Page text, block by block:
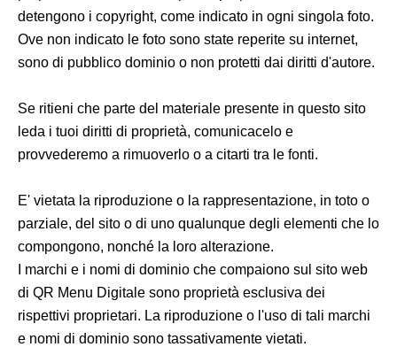
detengono i copyright, come indicato in ogni singola foto.
Ove non indicato le foto sono state reperite su internet,
sono di pubblico dominio o non protetti dai diritti d'autore.
Se ritieni che parte del materiale presente in questo sito
leda i tuoi diritti di proprietà, comunicacelo e
provvederemo a rimuoverlo o a citarti tra le fonti.
E' vietata la riproduzione o la rappresentazione, in toto o
parziale, del sito o di uno qualunque degli elementi che lo
compongono, nonché la loro alterazione.
I marchi e i nomi di dominio che compaiono sul sito web
di QR Menu Digitale sono proprietà esclusiva dei
rispettivi proprietari. La riproduzione o l'uso di tali marchi
e nomi di dominio sono tassativamente vietati.